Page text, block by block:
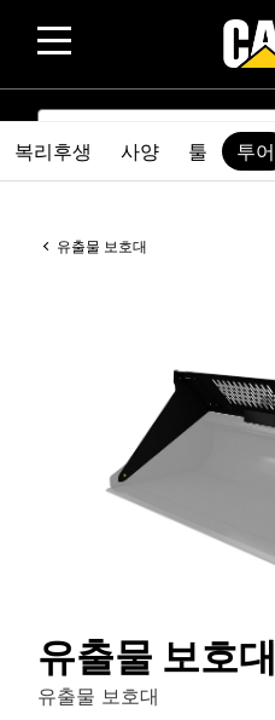
SEARCH
유출물 보호대
유출물 보호대
유출물 보호대
복리후생 사양 툴 투어